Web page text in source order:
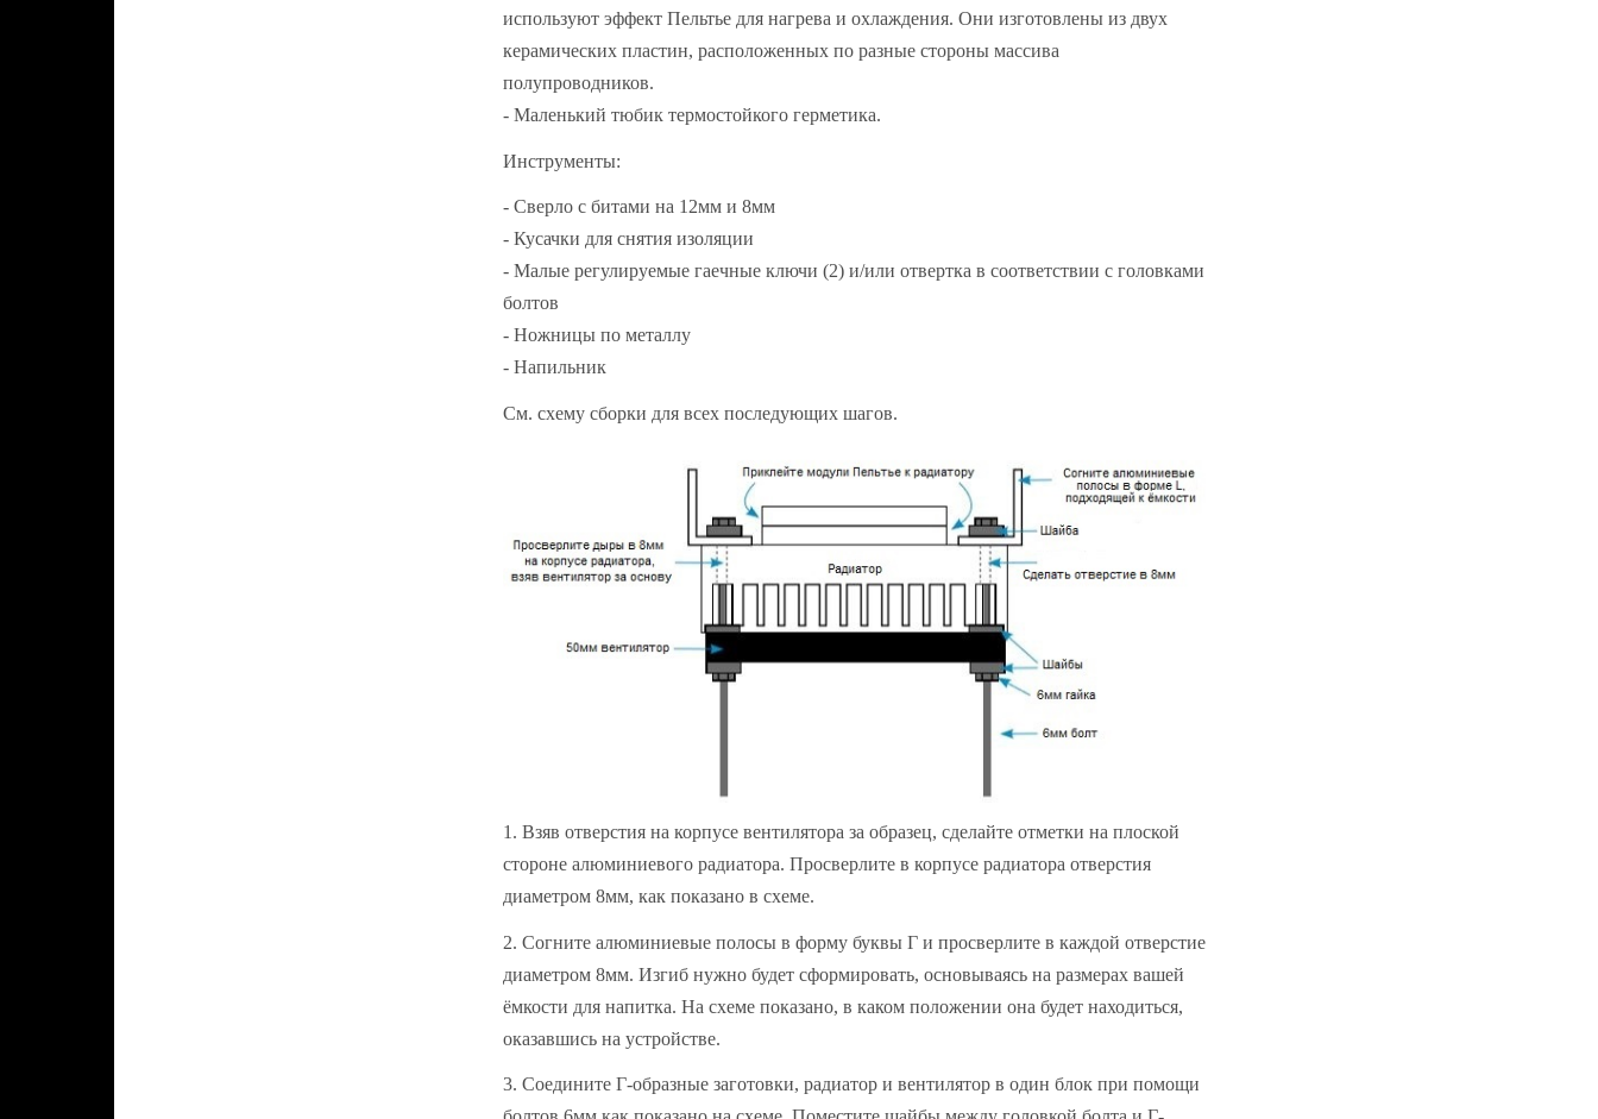
используют эффект Пельтье для нагрева и охлаждения. Они изготовлены из двух
керамических пластин, расположенных по разные стороны массива
полупроводников.
- Маленький тюбик термостойкого герметика.
Инструменты:
- Сверло с битами на 12мм и 8мм
- Кусачки для снятия изоляции
- Малые регулируемые гаечные ключи (2) и/или отвертка в соответствии с головками
болтов
- Ножницы по металлу
- Напильник
См. схему сборки для всех последующих шагов.
1. Взяв отверстия на корпусе вентилятора за образец, сделайте отметки на плоской
стороне алюминиевого радиатора. Просверлите в корпусе радиатора отверстия
диаметром 8мм, как показано в схеме.
2. Согните алюминиевые полосы в форму буквы Г и просверлите в каждой отверстие
диаметром 8мм. Изгиб нужно будет сформировать, основываясь на размерах вашей
ёмкости для напитка. На схеме показано, в каком положении она будет находиться,
оказавшись на устройстве.
3. Соедините Г-образные заготовки, радиатор и вентилятор в один блок при помощи